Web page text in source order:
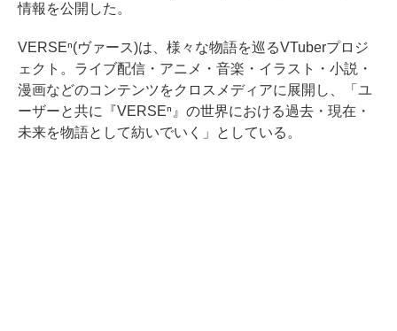
情報を公開した。
VERSEⁿ(ヴァース)は、様々な物語を巡るVTuberプロジ
ェクト。ライブ配信・アニメ・音楽・イラスト・小説・
漫画などのコンテンツをクロスメディアに展開し、「ユ
ーザーと共に『VERSEⁿ』の世界における過去・現在・
未来を物語として紡いでいく」としている。